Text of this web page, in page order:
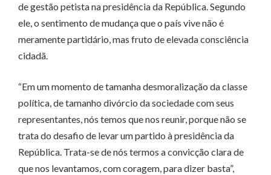
de gestão petista na presidência da República. Segundo
ele, o sentimento de mudança que o país vive não é
meramente partidário, mas fruto de elevada consciência
cidadã.
“Em um momento de tamanha desmoralização da classe
política, de tamanho divórcio da sociedade com seus
representantes, nós temos que nos reunir, porque não se
trata do desafio de levar um partido à presidência da
República. Trata-se de nós termos a convicção clara de
que nos levantamos, com coragem, para dizer basta”,